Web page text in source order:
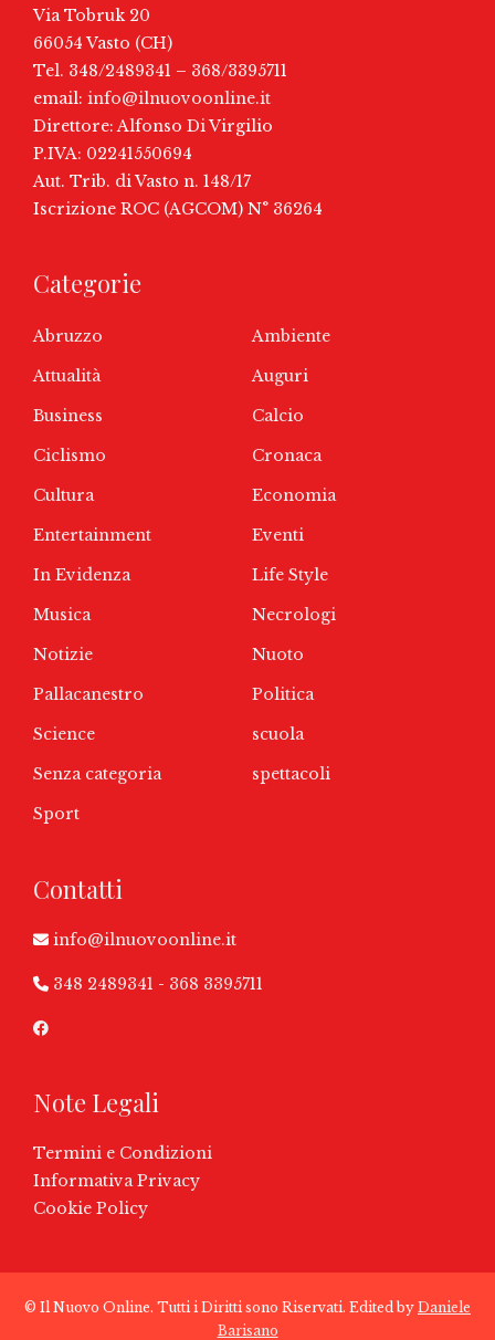
Via Tobruk 20
66054 Vasto (CH)
Tel. 348/2489341 – 368/3395711
email: info@ilnuovoonline.it
Direttore: Alfonso Di Virgilio
P.IVA: 02241550694
Aut. Trib. di Vasto n. 148/17
Iscrizione ROC (AGCOM) N° 36264
Categorie
Abruzzo
Ambiente
Attualità
Auguri
Business
Calcio
Ciclismo
Cronaca
Cultura
Economia
Entertainment
Eventi
In Evidenza
Life Style
Musica
Necrologi
Notizie
Nuoto
Pallacanestro
Politica
Science
scuola
Senza categoria
spettacoli
Sport
Contatti
info@ilnuovoonline.it
348 2489341 - 368 3395711
Note Legali
Termini e Condizioni
Informativa Privacy
Cookie Policy
© Il Nuovo Online. Tutti i Diritti sono Riservati. Edited by Daniele
Barisano